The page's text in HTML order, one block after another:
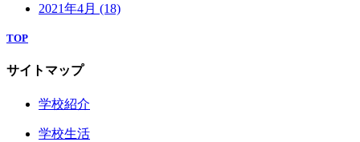
2021年4月 (18)
TOP
サイトマップ
学校紹介
学校生活